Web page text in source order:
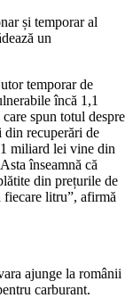
și temporar al
un
temporar de
încă 1,1
spun totul despre
recuperări de
miliard lei vine din
înseamnă că
din prețurile de
fiecare litru”, afirmă
ajunge la românii
carburant.